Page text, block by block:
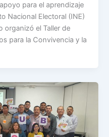
para el aprendizaje
Nacional Electoral (INE)
organizó el Taller de
para la Convivencia y la